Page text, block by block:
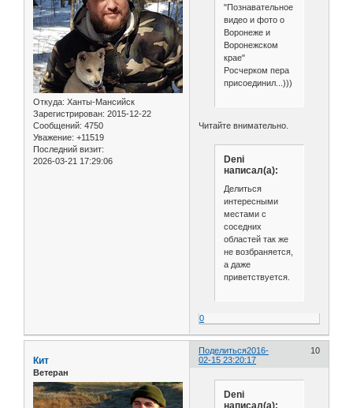
Откуда: Ханты-Мансийск
Зарегистрирован: 2015-12-22
Сообщений: 4750
Уважение: +11519
Последний визит:
2026-03-21 17:29:06
"Познавательное
видео и фото о
Воронеже и
Воронежском
крае"
Росчерком пера
присоединил...)))
Читайте внимательно.
Deni
написал(а):
Делиться
интересными
местами с
соседних
областей так же
не возбраняется,
а даже
приветствуется.
0
Поделиться 10
2016-
02-15 23:20:17
Кит
Ветеран
Deni